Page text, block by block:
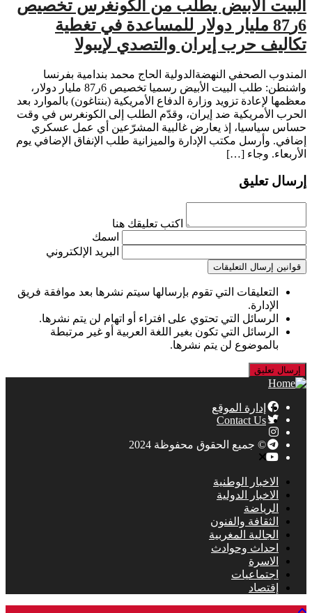
البيت الأبيض يطلب من الكونغرس تخصيص
6ر87 مليار دولار للمساعدة في تغطية
تكاليف حرب إيران والتصدي لإيبولا
المندوب الصحفي النهضةالدولية الحاج محمد بندامية بفرنسا
واشنطن: طلب البيت الأبيض رسميا تخصيص 6ر87 مليار دولار،
معظمها لإعادة تزويد وزارة الدفاع الأمريكية (بنتاغون) بالموارد بعد
الحرب الأمريكية ضد إيران، وقدّم الطلب إلى الكونغرس في وقت
حساس سياسيا، إذ يعارض غالبية المشرّعين أي عمل عسكري
إضافي. وأرسل مكتب الإدارة والميزانية طلب الإنفاق الإضافي يوم
الأربعاء. وجاء […]
إرسال تعليق
اكتب تعليقك هنا
اسمك
البريد الإلكتروني
قوانين إرسال التعليقات
التعليقات التي تقوم بإرسالها سيتم نشرها بعد موافقة فريق
الإدارة.
الرسائل التي تحتوي على افتراء أو اتهام لن يتم نشرها.
الرسائل التي تكون بغير اللغة العربية أو غير مرتبطة
بالموضوع لن يتم نشرها.
إدارة الموقع
Contact Us
© جميع الحقوق محفوظة 2024
الاخبار الوطنية
الاخبار الدولية
الرياضة
الثقافة والفنون
الجالية المغربية
احداث وحوادث
الاسرة
اجتماعيات
إقتصاد